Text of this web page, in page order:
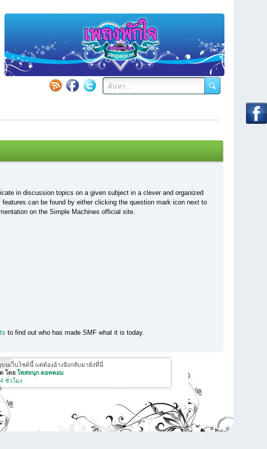
in discussion topics on a given subject in a clever and organized
can be found by either clicking the question mark icon next to
on the Simple Machines official site.
to find out who has made SMF what it is today.
เว็บไซต์นี้ แต่ต้องอ้างอิงกลับมายังที่นี่
โดย โพสหนุก ดอทคอม
ชั่วโมง